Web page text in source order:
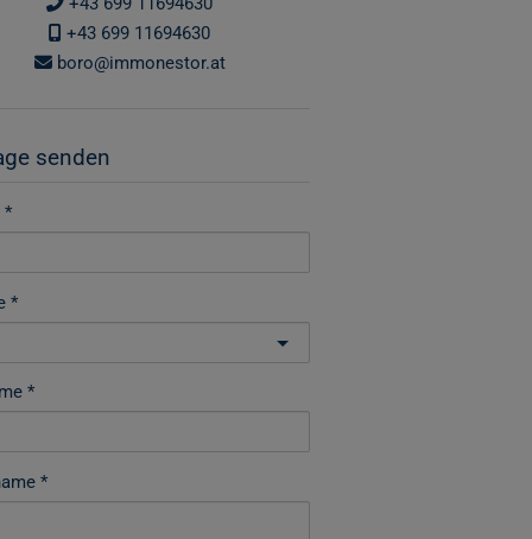
+43 699 11694630
boro@immonestor.at
senden